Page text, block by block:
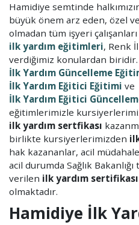
Hamidiye semtinde
büyük önem arz eden, özel
olmadan tüm işyeri
ilk yardım eğitimleri, Renk
verdiğimiz konulardan biridir.
İlk Yardım Güncelleme
İlk Yardım Eğitici Eğitimi ve
İlk Yardım Eğitici
eğitimlerimizle
ilk yardım sertfikası
birlikte kursiyerlerimizden
hak kazananlar, acil
acil durumda Sağlık
verilen ilk yardım sertifikası
olmaktadır.
Hamidiye İlk